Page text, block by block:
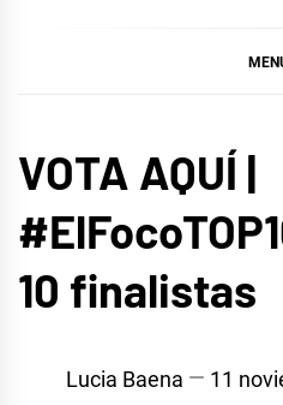
VOTA AQUÍ |
10 finalistas
Lucia Baena 11